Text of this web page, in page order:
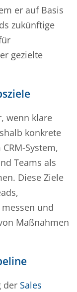
er auf Basis
zukünftige
gezielte
wenn klare
konkrete
System,
Teams als
Diese Ziele
und
Maßnahmen
der Sales